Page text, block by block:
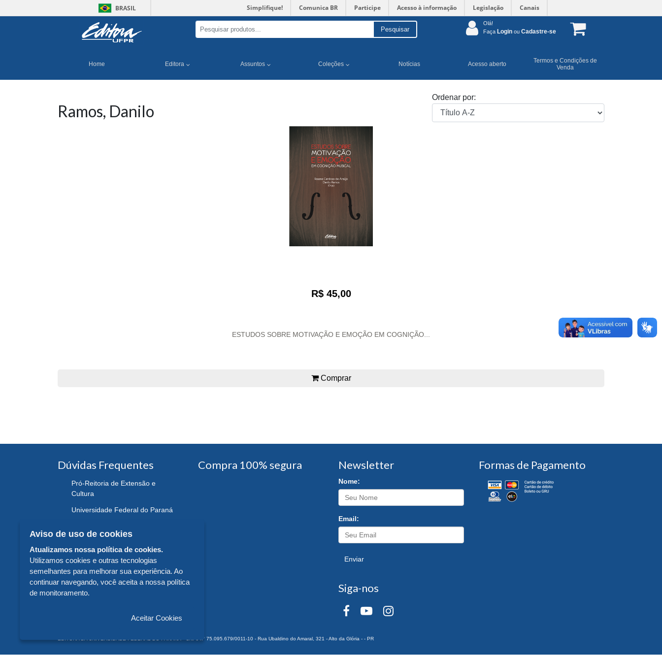
BRASIL Simplifique! Comunica BR Participe Acesso à informação Legislação Canais
Pesquisar
Olá!
Faça Login ou Cadastre-se
Home Editora Assuntos Coleções Notícias Acesso aberto
Termos e Condições de
Venda
Ramos, Danilo
Ordenar por:
R$ 45,00
ESTUDOS SOBRE MOTIVAÇÃO E EMOÇÃO EM COGNIÇÃO...
Comprar
Dúvidas Frequentes
Pró-Reitoria de Extensão e
Cultura
Universidade Federal do Paraná
Compra 100% segura Newsletter
Nome:
Email:
Enviar
Siga-nos
Formas de Pagamento
EDITORA DA UNIVERSIDADE FEDERAL DO PARANÁ - CNPJ n° 75.095.679/0011-10 - Rua Ubaldino do Amaral, 321 - Alto da Glória - - PR
Aviso de uso de cookies
Atualizamos nossa política de cookies.
Utilizamos cookies e outras tecnologias
semelhantes para melhorar sua experiência. Ao
continuar navegando, você aceita a nossa política
de monitoramento.
Aceitar Cookies